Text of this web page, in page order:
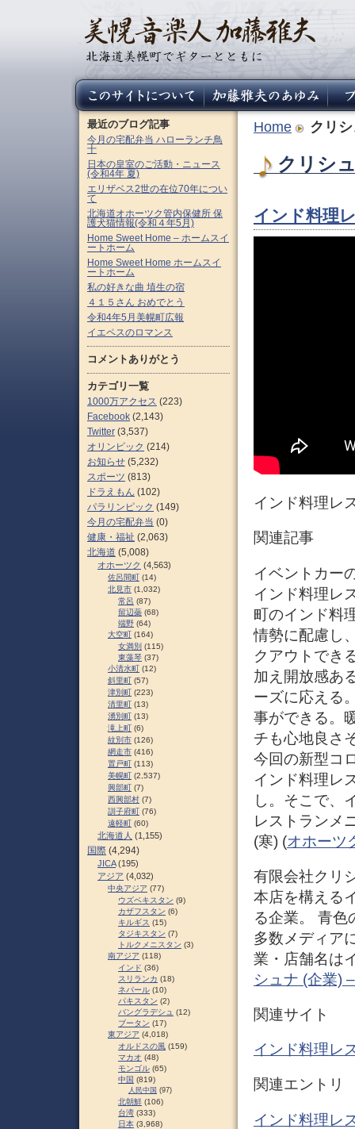
Home クリ
クリシ
インド料理
インド料理レ
関連記事
イベントカー
インド料理レ
町のインド料
情勢に配慮し
クアウトでき
加え開放感あ
ーズに応える
事ができる。
チも心地良さ
今回の新型コ
インド料理レ
し。そこで、
レストランメ
(寒) (オホーツ
有限会社クリ
本店を構える
る企業。 青色
多数メディア
業・店舗名は
シュナ (企業)
関連サイト
インド料理レ
関連エントリ
インド料理レ
最近のブログ記事
今月の宅配弁当 ハローランチ鳥
十
日本の皇室のご活動・ニュース
(令和4年 夏)
エリザベス2世の在位70年につい
て
北海道オホーツク管内保健所 保
護犬猫情報(令和４年5月)
Home Sweet Home – ホームスイ
ートホーム
Home Sweet Home ホームスイ
ートホーム
私の好きな曲 埴生の宿
４１５さん おめでとう
令和4年5月美幌町広報
イエペスのロマンス
コメントありがとう
カテゴリ一覧
1000万アクセス (223)
Facebook (2,143)
Twitter (3,537)
オリンピック (214)
お知らせ (5,232)
スポーツ (813)
ドラえもん (102)
パラリンピック (149)
今月の宅配弁当 (0)
健康・福祉 (2,063)
北海道 (5,008)
オホーツク (4,563)
佐呂間町 (14)
北見市 (1,032)
常呂 (87)
留辺蘂 (68)
端野 (64)
大空町 (164)
女満別 (115)
東藻琴 (37)
小清水町 (12)
斜里町 (57)
津別町 (223)
清里町 (13)
湧別町 (13)
滝上町 (6)
紋別市 (126)
網走市 (416)
置戸町 (113)
美幌町 (2,537)
興部町 (7)
西興部村 (7)
訓子府町 (76)
遠軽町 (60)
北海道人 (1,155)
国際 (4,294)
JICA(195)
アジア (4,032)
中央アジア (77)
ウズベキスタン (9)
カザフスタン (6)
キルギス (15)
タジキスタン (7)
トルクメニスタン (3)
南アジア (118)
インド (36)
スリランカ (18)
ネパール (10)
パキスタン (2)
バングラデシュ (12)
ブータン (17)
東アジア (4,018)
オルドスの風 (159)
マカオ (48)
モンゴル (65)
中国 (819)
人民中国 (97)
北朝鮮 (106)
台湾 (333)
日本 (3,968)